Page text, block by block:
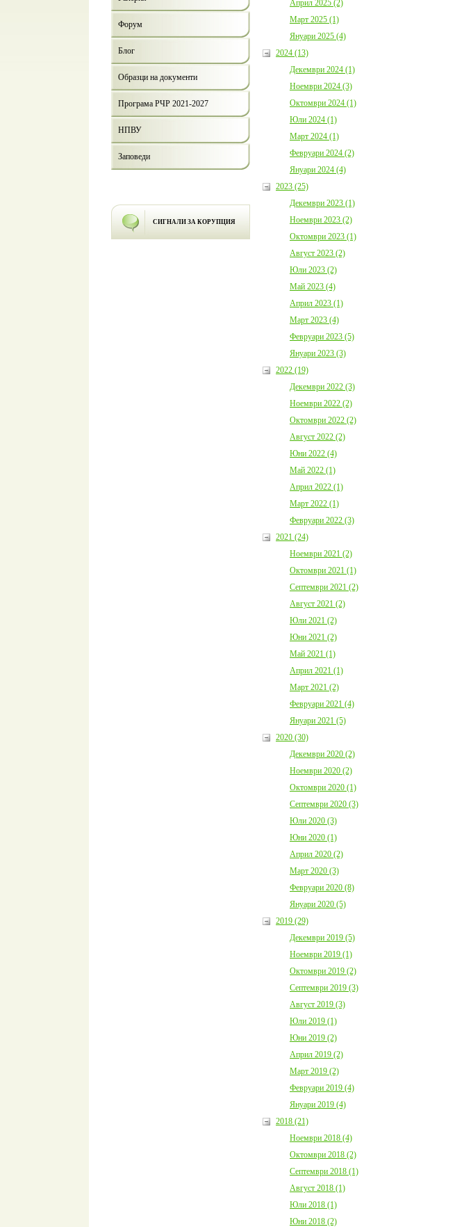
Форум
Блог
Образци на документи
Програма РЧР 2021-2027
НПВУ
Заповеди
СИГНАЛИ ЗА КОРУПЦИЯ
Април 2025 (2)
Март 2025 (1)
Януари 2025 (4)
2024 (13)
Декември 2024 (1)
Ноември 2024 (3)
Октомври 2024 (1)
Юли 2024 (1)
Март 2024 (1)
Февруари 2024 (2)
Януари 2024 (4)
2023 (25)
Декември 2023 (1)
Ноември 2023 (2)
Октомври 2023 (1)
Август 2023 (2)
Юли 2023 (2)
Май 2023 (4)
Април 2023 (1)
Март 2023 (4)
Февруари 2023 (5)
Януари 2023 (3)
2022 (19)
Декември 2022 (3)
Ноември 2022 (2)
Октомври 2022 (2)
Август 2022 (2)
Юни 2022 (4)
Май 2022 (1)
Април 2022 (1)
Март 2022 (1)
Февруари 2022 (3)
2021 (24)
Ноември 2021 (2)
Октомври 2021 (1)
Септември 2021 (2)
Август 2021 (2)
Юли 2021 (2)
Юни 2021 (2)
Май 2021 (1)
Април 2021 (1)
Март 2021 (2)
Февруари 2021 (4)
Януари 2021 (5)
2020 (30)
Декември 2020 (2)
Ноември 2020 (2)
Октомври 2020 (1)
Септември 2020 (3)
Юли 2020 (3)
Юни 2020 (1)
Април 2020 (2)
Март 2020 (3)
Февруари 2020 (8)
Януари 2020 (5)
2019 (29)
Декември 2019 (5)
Ноември 2019 (1)
Октомври 2019 (2)
Септември 2019 (3)
Август 2019 (3)
Юли 2019 (1)
Юни 2019 (2)
Април 2019 (2)
Март 2019 (2)
Февруари 2019 (4)
Януари 2019 (4)
2018 (21)
Ноември 2018 (4)
Октомври 2018 (2)
Септември 2018 (1)
Август 2018 (1)
Юли 2018 (1)
Юни 2018 (2)